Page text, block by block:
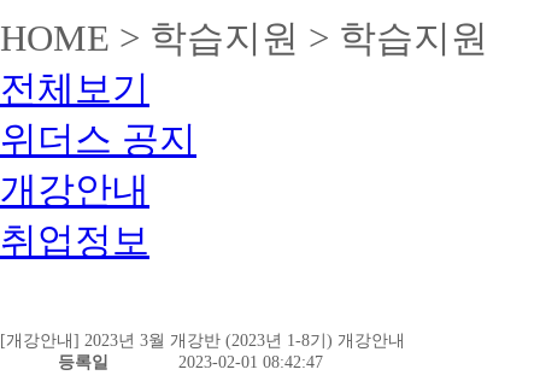
HOME > 학습지원 > 학습지원
전체보기
위더스 공지
개강안내
취업정보
[개강안내] 2023년 3월 개강반 (2023년 1-8기) 개강안내
등록일
2023-02-01 08:42:47